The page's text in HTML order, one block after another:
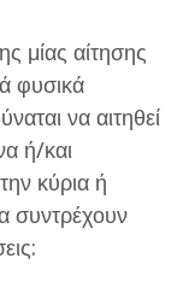
μίας αίτησης
φυσικά
να αιτηθεί
ή/και
κύρια ή
συντρέχουν